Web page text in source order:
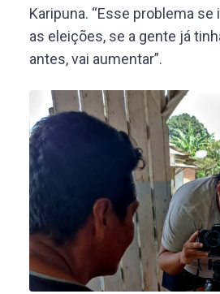
Karipuna. “Esse problema
as eleições, se a gente já
antes, vai aumentar”.